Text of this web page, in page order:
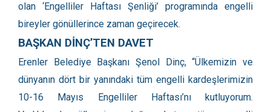
olan ‘Engelliler Haftası Şenliği’ programında engelli
bireyler gönüllerince zaman geçirecek.
BAŞKAN DİNÇ’TEN DAVET
Erenler Belediye Başkanı Şenol Dinç, “Ülkemizin ve
dünyanın dört bir yanındaki tüm engelli kardeşlerimizin
10-16 Mayıs Engelliler Haftası’nı kutluyorum.